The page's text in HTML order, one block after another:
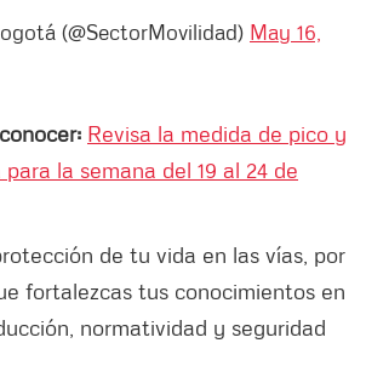
(@SectorMovilidad) May 16,
Revisa la medida de pico y
la semana del 19 al 24 de
de tu vida en las vías, por
fortalezcas tus conocimientos en
normatividad y seguridad